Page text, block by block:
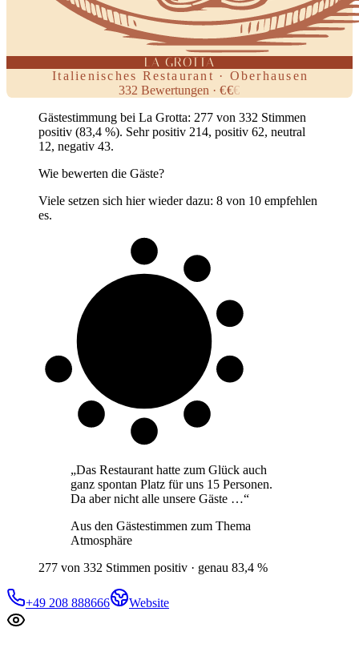
LA GROTTA
Italienisches Restaurant · Oberhausen
332 Bewertungen ·€€€
Gästestimmung bei La Grotta: 277 von 332 Stimmen
positiv (83,4 %). Sehr positiv 214, positiv 62, neutral
12, negativ 43.
Wie bewerten die Gäste?
Viele setzen sich hier wieder dazu: 8 von 10 empfehlen
es.
„Das Restaurant hatte zum Glück auch
ganz spontan Platz für uns 15 Personen.
Da aber nicht alle unsere Gäste …“
Aus den Gästestimmen zum Thema
Atmosphäre
277 von 332 Stimmen positiv · genau 83,4 %
+49 208 888666 Website